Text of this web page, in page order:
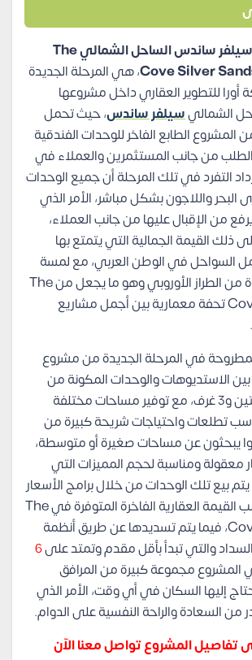
مشروع ذا كوف سيلفر ساندس الساحل الشمالي The
Cove Silver، هي المرحلة الجديدة
أورا للتطوير العقاري داخل مشروعها
الشماليسيلفر ساندس، حيث تحمل
المشروع الطابع الفاخر للوحدات الفندقية
الطلب من جانب المستثمرين والعملاء في
التفرد في تلك المرحلة أن جميع الوحدات
البحر واللاجون بشكل مباشر، الأمر الذي
من الإقبال عليها من جانب العملاء،
ذلك القيمة الجمالية التي يتمتع بها
السواحل في الوطن العربي، مع لمسة
معمارية مستوحاة من الطراز الأوروبي وهو ما يجعل من The
Cove Silver Sands تحفة معمارية بين أجمل مشاريع
في المرحلة الجديدة من مشروع
الاستديوهات والوحدات المكونة من
غرفة واحدة وغرفتين و3 غرف، مع توفير مساحات مختلفة
تطلعات واحتياجات شريحة كبيرة من
يبحثون عن مساحات صغيرة أو متوسطة،
معقولة ومناسبة لحجم المميزات التي
بيع تلك الوحدات من خلال برامج الأسعار
المميزة التي تناسب القيمة العقارية الفاخرة المتوفرة في The
Cove Silver Sands، فيما يتم تسديدها عن طريق أنظمة
والتي تبدأ بأقل مقدم وتمتد على6
المشروع مجموعة كبيرة من المرافق
إليها السكان في أي وقت، الأمر الذي
من السعادة والراحة النفسية على الدوام.
تفاصيل المشروع تواصل معنا الآن